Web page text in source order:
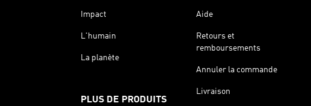
Impact
L'humain
La planète
PLUS DE PRODUITS
Aide
Retours et
remboursements
Annuler la commande
Livraison